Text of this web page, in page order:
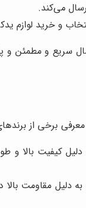
می‌کند.
و خرید
سریع و مطمئن و
برخی از
کیفیت بالا و
به دلیل مقاومت